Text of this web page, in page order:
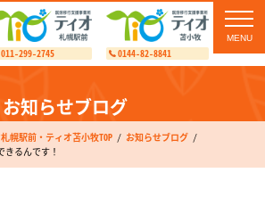
011-299-2745 0144-82-8841
お知らせブログ
幌駅前・ティオ苫小牧TOP
お知らせブログ
きるんです！